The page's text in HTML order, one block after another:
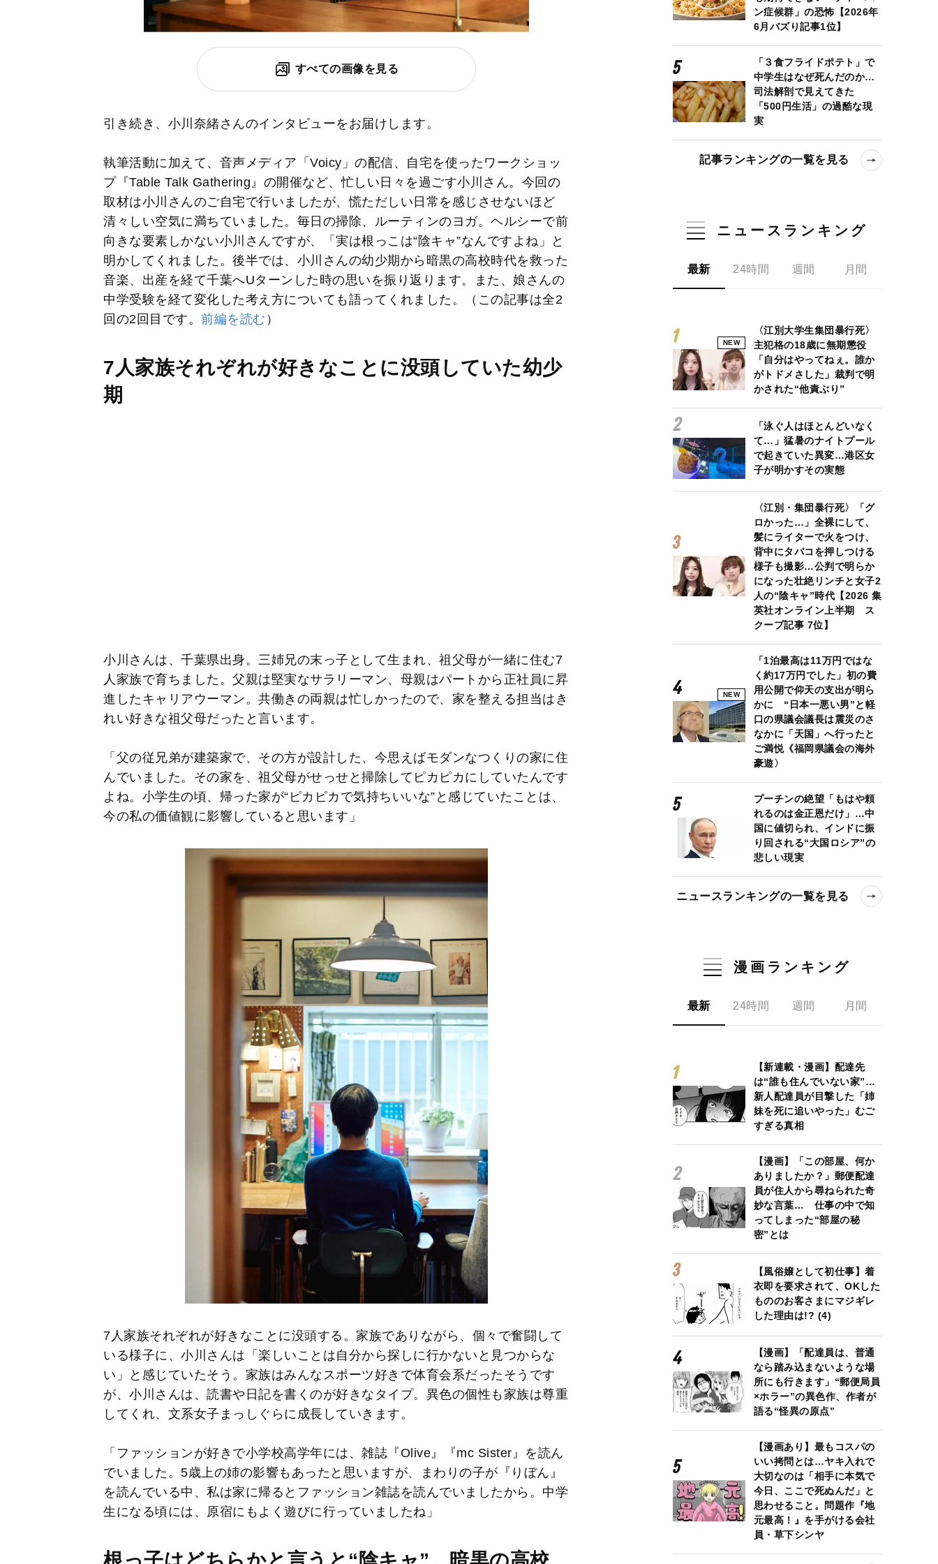
すべての画像を見る
引き続き、小川奈緒さんのインタビューをお届けします。
執筆活動に加えて、音声メディア「Voicy」の配信、自宅を使ったワークショッ
プ『Table Talk Gathering』の開催など、忙しい日々を過ごす小川さん。今回の
取材は小川さんのご自宅で行いましたが、慌ただしい日常を感じさせないほど
清々しい空気に満ちていました。毎日の掃除、ルーティンのヨガ。ヘルシーで前
向きな要素しかない小川さんですが、「実は根っこは“陰キャ”なんですよね」と
明かしてくれました。後半では、小川さんの幼少期から暗黒の高校時代を救った
音楽、出産を経て千葉へUターンした時の思いを振り返ります。また、娘さんの
中学受験を経て変化した考え方についても語ってくれました。（この記事は全2
回の2回目です。 前編を読む ）
7人家族それぞれが好きなことに没頭していた幼少
期
小川さんは、千葉県出身。三姉兄の末っ子として生まれ、祖父母が一緒に住む7
人家族で育ちました。父親は堅実なサラリーマン、母親はパートから正社員に昇
進したキャリアウーマン。共働きの両親は忙しかったので、家を整える担当はき
れい好きな祖父母だったと言います。
「父の従兄弟が建築家で、その方が設計した、今思えばモダンなつくりの家に住
んでいました。その家を、祖父母がせっせと掃除してピカピカにしていたんです
よね。小学生の頃、帰った家が“ピカピカで気持ちいいな”と感じていたことは、
今の私の価値観に影響していると思います」
7人家族それぞれが好きなことに没頭する。家族でありながら、個々で奮闘して
いる様子に、小川さんは「楽しいことは自分から探しに行かないと見つからな
い」と感じていたそう。家族はみんなスポーツ好きで体育会系だったそうです
が、小川さんは、読書や日記を書くのが好きなタイプ。異色の個性も家族は尊重
してくれ、文系女子まっしぐらに成長していきます。
「ファッションが好きで小学校高学年には、雑誌『Olive』『mc Sister』を読ん
でいました。5歳上の姉の影響もあったと思いますが、まわりの子が『りぼん』
を読んでいる中、私は家に帰るとファッション雑誌を読んでいましたから。中学
生になる頃には、原宿にもよく遊びに行っていましたね」
ン症候群」の恐怖【2026年
6月バズり記事1位】
「３食フライドポテト」で
中学生はなぜ死んだのか…
司法解剖で見えてきた
「500円生活」の過酷な現
実
記事ランキングの一覧を見る
ニュースランキング
最新 24時間 週間 月間
NEW
〈江別大学生集団暴行死〉
主犯格の18歳に無期懲役
「自分はやってねぇ。誰か
がトドメさした」裁判で明
かされた“他責ぶり”
「泳ぐ人はほとんどいなく
て…」猛暑のナイトプール
で起きていた異変…港区女
子が明かすその実態
〈江別・集団暴行死〉「グ
ロかった…」全裸にして、
髪にライターで火をつけ、
背中にタバコを押しつける
様子も撮影…公判で明らか
になった壮絶リンチと女子2
人の“陰キャ”時代【2026 集
英社オンライン上半期 ス
クープ記事 7位】
NEW
「1泊最高は11万円ではな
く約17万円でした」初の費
用公開で仰天の支出が明ら
かに “日本一悪い男”と軽
口の県議会議長は震災のさ
なかに「天国」へ行ったと
ご満悦《福岡県議会の海外
豪遊〉
プーチンの絶望「もはや頼
れるのは金正恩だけ」…中
国に値切られ、インドに振
り回される“大国ロシア”の
悲しい現実
ニュースランキングの一覧を見る
漫画ランキング
最新 24時間 週間 月間
【新連載・漫画】配達先
は“誰も住んでいない家”…
新人配達員が目撃した「姉
妹を死に追いやった」むご
すぎる真相
【漫画】「この部屋、何か
ありましたか？」郵便配達
員が住人から尋ねられた奇
妙な言葉… 仕事の中で知
ってしまった“部屋の秘
密”とは
【風俗嬢として初仕事】着
衣即を要求されて、OKした
もののお客さまにマジギレ
した理由は!? (4)
【漫画】「配達員は、普通
なら踏み込まないような場
所にも行きます」“郵便局員
×ホラー”の異色作、作者が
語る“怪異の原点”
【漫画あり】最もコスパの
いい拷問とは…ヤキ入れで
大切なのは「相手に本気で
今日、ここで死ぬんだ」と
思わせること。問題作『地
元最高！』を手がける会社
員・草下シンヤ